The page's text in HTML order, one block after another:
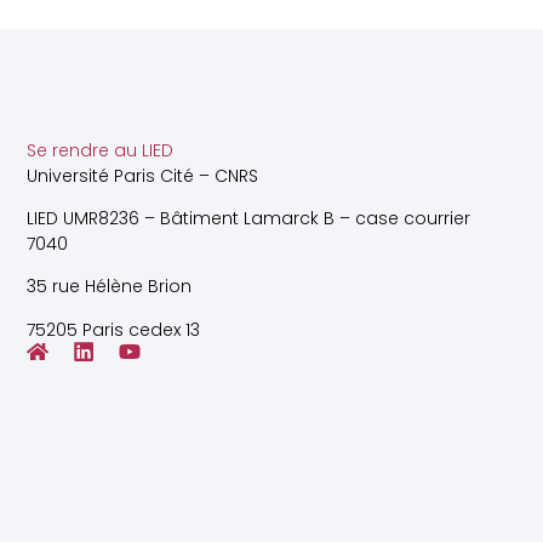
Se rendre au LIED
Université Paris Cité – CNRS
LIED UMR8236 – Bâtiment Lamarck B – case courrier
7040
35 rue Hélène Brion
75205 Paris cedex 13